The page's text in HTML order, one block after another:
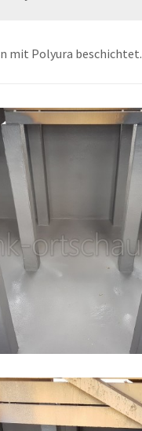
mit Polyura beschichtet.